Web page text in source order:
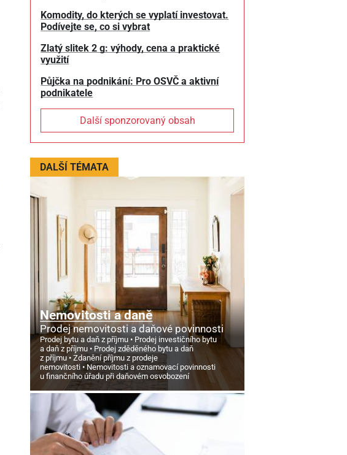
Komodity, do kterých se vyplatí investovat.
Podívejte se, co si vybrat
Zlatý slitek 2 g: výhody, cena a praktické
využití
Půjčka na podnikání: Pro OSVČ a aktivní
podnikatele
Další sponzorovaný obsah
DALŠÍ TÉMATA
Nemovitosti a daně
Prodej nemovitosti a daňové povinnosti
Prodej bytu a daň z příjmu
Prodej investičního bytu
a daň z příjmu
Prodej zděděného bytu a daň
z příjmu
Zdanění příjmu z prodeje
nemovitosti
Nemovitosti a oznamovací povinnosti
u finančního úřadu při daňovém osvobození